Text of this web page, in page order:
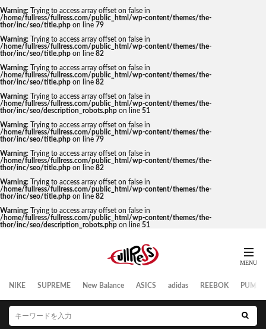
Warning: Trying to access array offset on false in
/home/fullress/fullress.com/public_html/wp-content/themes/the-
thor/inc/seo/title.php on line 79
Warning: Trying to access array offset on false in
/home/fullress/fullress.com/public_html/wp-content/themes/the-
thor/inc/seo/title.php on line 82
Warning: Trying to access array offset on false in
/home/fullress/fullress.com/public_html/wp-content/themes/the-
thor/inc/seo/title.php on line 82
Warning: Trying to access array offset on false in
/home/fullress/fullress.com/public_html/wp-content/themes/the-
thor/inc/seo/description_robots.php on line 51
Warning: Trying to access array offset on false in
/home/fullress/fullress.com/public_html/wp-content/themes/the-
thor/inc/seo/title.php on line 79
Warning: Trying to access array offset on false in
/home/fullress/fullress.com/public_html/wp-content/themes/the-
thor/inc/seo/title.php on line 82
Warning: Trying to access array offset on false in
/home/fullress/fullress.com/public_html/wp-content/themes/the-
thor/inc/seo/title.php on line 82
Warning: Trying to access array offset on false in
/home/fullress/fullress.com/public_html/wp-content/themes/the-
thor/inc/seo/description_robots.php on line 51
NIKE SUPREME New Balance ASICS adidas REEBOK PUMA